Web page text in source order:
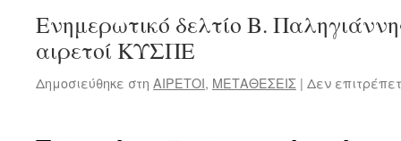
Ενημερωτικό δελτίο Β.
αιρετοί ΚΥΣΠΕ
Δημοσιεύθηκε στη ΑΙΡΕΤΟΙ, ΜΕΤΑΘΕΣΕΙΣ | Δεν